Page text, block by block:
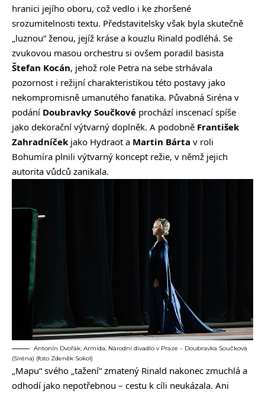
hranici jejího oboru, což vedlo i ke zhoršené
srozumitelnosti textu. Představitelsky však byla skutečně
„luznou“ ženou, jejíž kráse a kouzlu Rinald podléhá. Se
zvukovou masou orchestru si ovšem poradil basista
Štefan Kocán, jehož role Petra na sebe strhávala
pozornost i režijní charakteristikou této postavy jako
nekompromisně umanutého fanatika. Půvabná Siréna v
podání Doubravky Součkové prochází inscenací spíše
jako dekorační výtvarný doplněk. A podobně František
Zahradníček jako Hydraot a Martin Bárta v roli
Bohumíra plnili výtvarný koncept režie, v němž jejich
autorita vůdců zanikala.
Antonín Dvořák: Armida, Národní divadlo v Praze – Doubravka Součková
(Siréna) (foto Zdeněk Sokol)
„Mapu“ svého „tažení“ zmatený Rinald nakonec zmuchlá a
odhodí jako nepotřebnou – cestu k cíli neukázala. Ani